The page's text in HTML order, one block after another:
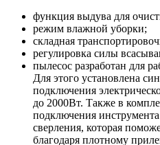
функция выдува для
режим влажной уборки;
складная
регулировка силы
пылесос разработан для
Для этого установлена
подключения
до 2000Вт. Также в
подключения
сверления, которая
благодаря плотному